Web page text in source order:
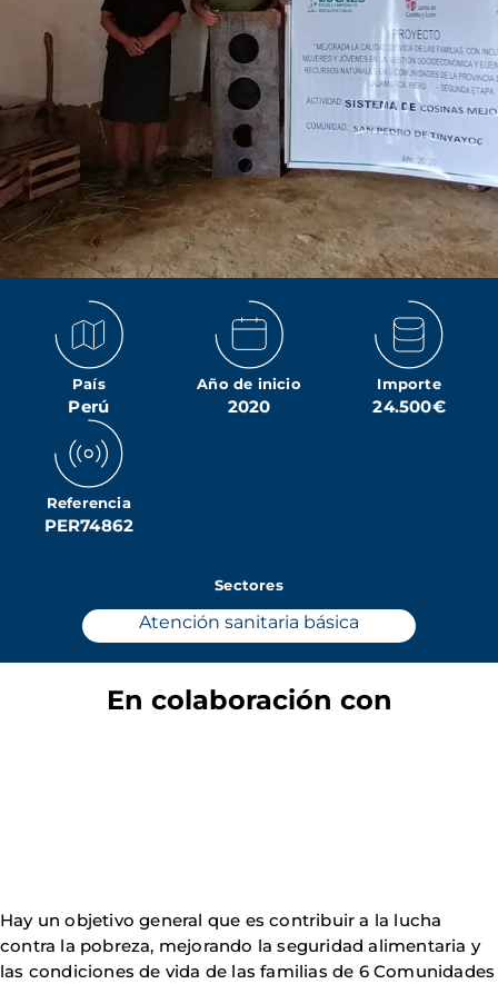
País
Perú
Año de inicio
2020
Importe
24.500€
Referencia
PER74862
Sectores
Atención sanitaria básica
En colaboración con
Hay un objetivo general que es contribuir a la lucha
contra la pobreza, mejorando la seguridad alimentaria y
las condiciones de vida de las familias de 6 Comunidades